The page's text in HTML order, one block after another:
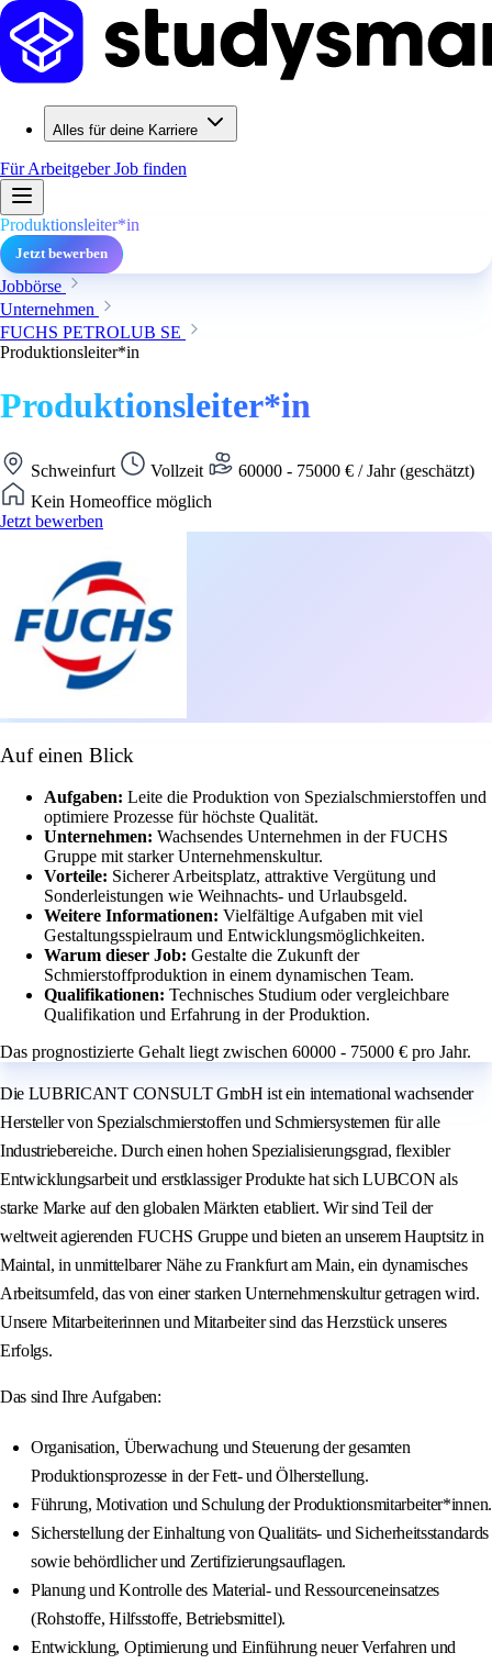
Alles für deine Karriere
Für ArbeitgeberJob finden
Produktionsleiter*in
Jetzt bewerben
Jobbörse
Unternehmen
FUCHS PETROLUB SE
Produktionsleiter*in
Produktionsleiter*in
Schweinfurt Vollzeit
60000 - 75000 € / Jahr (geschätzt)
Kein Homeoffice möglich
Jetzt bewerben
Auf einen Blick
Aufgaben: Leite die Produktion von Spezialschmierstoffen und
optimiere Prozesse für höchste Qualität.
Unternehmen: Wachsendes Unternehmen in der FUCHS
Gruppe mit starker Unternehmenskultur.
Vorteile: Sicherer Arbeitsplatz, attraktive Vergütung und
Sonderleistungen wie Weihnachts- und Urlaubsgeld.
Weitere Informationen: Vielfältige Aufgaben mit viel
Gestaltungsspielraum und Entwicklungsmöglichkeiten.
Warum dieser Job: Gestalte die Zukunft der
Schmierstoffproduktion in einem dynamischen Team.
Qualifikationen: Technisches Studium oder vergleichbare
Qualifikation und Erfahrung in der Produktion.
Das prognostizierte Gehalt liegt zwischen 60000 - 75000 € pro Jahr.
Die LUBRICANT CONSULT GmbH ist ein international wachsender
Hersteller von Spezialschmierstoffen und Schmiersystemen für alle
Industriebereiche. Durch einen hohen Spezialisierungsgrad, flexibler
Entwicklungsarbeit und erstklassiger Produkte hat sich LUBCON als
starke Marke auf den globalen Märkten etabliert. Wir sind Teil der
weltweit agierenden FUCHS Gruppe und bieten an unserem Hauptsitz in
Maintal, in unmittelbarer Nähe zu Frankfurt am Main, ein dynamisches
Arbeitsumfeld, das von einer starken Unternehmenskultur getragen wird.
Unsere Mitarbeiterinnen und Mitarbeiter sind das Herzstück unseres
Erfolgs.
Das sind Ihre Aufgaben:
Organisation, Überwachung und Steuerung der gesamten
Produktionsprozesse in der Fett- und Ölherstellung.
Führung, Motivation und Schulung der Produktionsmitarbeiter*innen.
Sicherstellung der Einhaltung von Qualitäts- und Sicherheitsstandards
sowie behördlicher und Zertifizierungsauflagen.
Planung und Kontrolle des Material- und Ressourceneinsatzes
(Rohstoffe, Hilfsstoffe, Betriebsmittel).
Entwicklung, Optimierung und Einführung neuer Verfahren und